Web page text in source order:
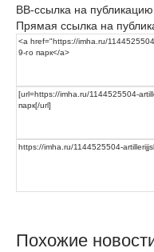
BB-ссылка на публикацию
Прямая ссылка на
Похожие